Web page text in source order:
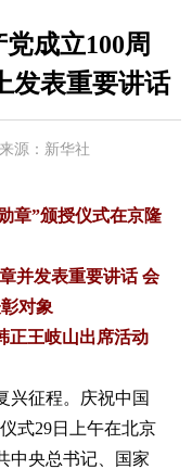
成立100周
发表重要讲话
来源：新华社
章”颁授仪式在京隆
并发表重要讲话 会
对象
正王岐山出席活动
兴征程。庆祝中国
式29日上午在北京
中央总书记、国家